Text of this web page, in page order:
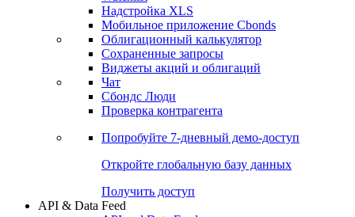
Получить доступ
Инструментарий
Портфель
Watchlist
Надстройка XLS
Мобильное приложение Cbonds
Облигационный калькулятор
Сохраненные запросы
Чат
Проверка контрагента
Попробуйте7-дневный